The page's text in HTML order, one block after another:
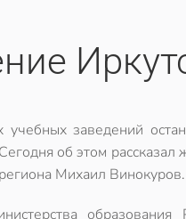
заведений
об этом рассказал
Михаил Винокуров.